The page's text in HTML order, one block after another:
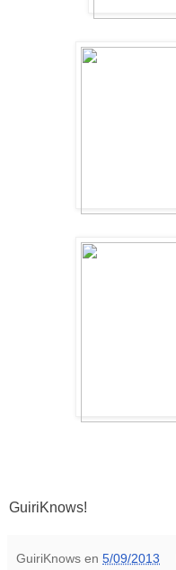
GuiriKnows!
GuiriKnows en 5/09/2013